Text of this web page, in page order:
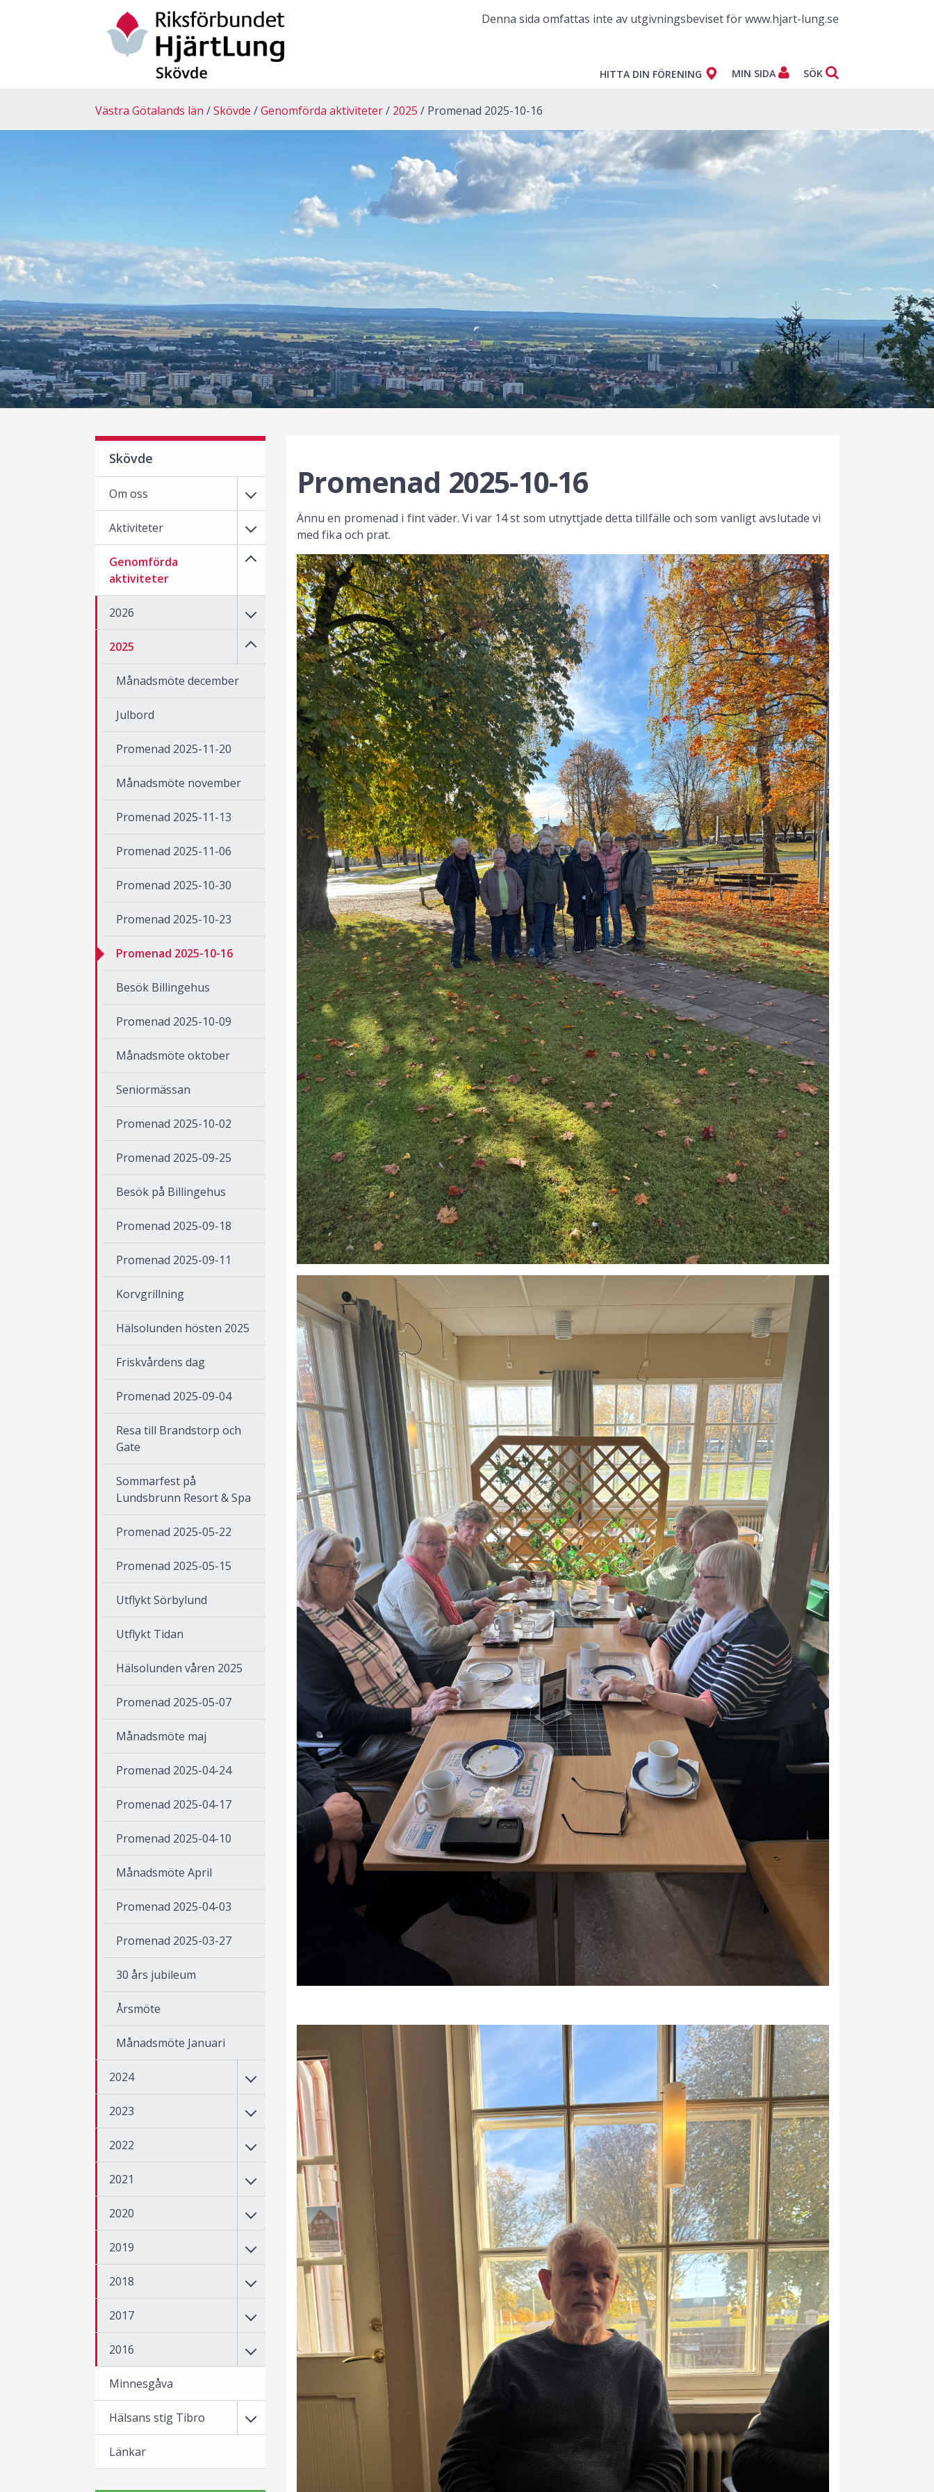
Denna sida omfattas inte av utgivningsbeviset för www.hjart-lung.se
HITTA DIN FÖRENING MIN SIDA SÖK
Västra Götalands län Skövde Genomförda aktiviteter 2025 Promenad 2025-10-16
Promenad 2025-10-16
Ännu en promenad i fint väder. Vi var 14 st som utnyttjade detta tillfälle och som vanligt avslutade vi
med fika och prat.
Skövde
Om oss
Aktiviteter
Genomförda
aktiviteter
2026
2025
Månadsmöte december
Julbord
Promenad 2025-11-20
Månadsmöte november
Promenad 2025-11-13
Promenad 2025-11-06
Promenad 2025-10-30
Promenad 2025-10-23
Promenad 2025-10-16
Besök Billingehus
Promenad 2025-10-09
Månadsmöte oktober
Seniormässan
Promenad 2025-10-02
Promenad 2025-09-25
Besök på Billingehus
Promenad 2025-09-18
Promenad 2025-09-11
Korvgrillning
Hälsolunden hösten 2025
Friskvårdens dag
Promenad 2025-09-04
Resa till Brandstorp och
Gate
Sommarfest på
Lundsbrunn Resort & Spa
Promenad 2025-05-22
Promenad 2025-05-15
Utflykt Sörbylund
Utflykt Tidan
Hälsolunden våren 2025
Promenad 2025-05-07
Månadsmöte maj
Promenad 2025-04-24
Promenad 2025-04-17
Promenad 2025-04-10
Månadsmöte April
Promenad 2025-04-03
Promenad 2025-03-27
30 års jubileum
Årsmöte
Månadsmöte Januari
2024
2023
2022
2021
2020
2019
2018
2017
2016
Minnesgåva
Hälsans stig Tibro
Länkar